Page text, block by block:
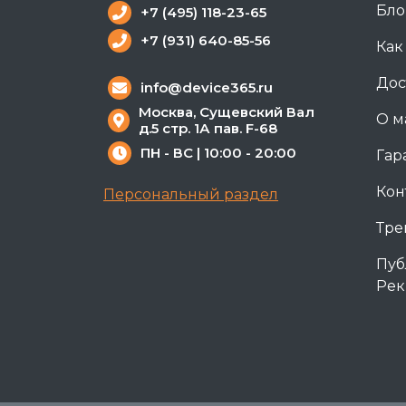
О
+7 (495) 118-23-65
+7 (931) 640-85-56
info@device365.ru
Москва, Сущевский Вал
д.5 стр. 1А пав. F-68
ПН - ВС | 10:00 - 20:00
Персональный раздел